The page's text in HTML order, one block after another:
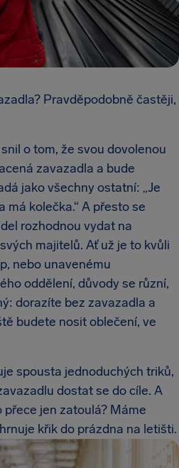
Pravděpodobně častěji,
o tom, že svou dovolenou
zavazadla a bude
jako všechny ostatní: „Je
má kolečka.“ A přesto se
rozhodnou vydat na
majitelů. Ať už je to kvůli
nebo unavenému
oddělení, důvody se různí,
dorazíte bez zavazadla a
budete nosit oblečení, ve
spousta jednoduchých triků,
dostat se do cíle. A
jen zatoulá? Máme
křik do prázdna na letišti.